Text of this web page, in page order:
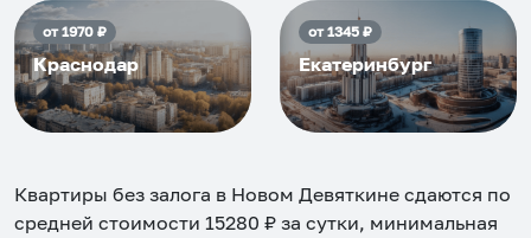
от1970₽
Краснодар
от1345₽
Екатеринбург
Квартиры без залога в Новом Девяткине сдаются по
средней стоимости 15280 ₽ за сутки, минимальная